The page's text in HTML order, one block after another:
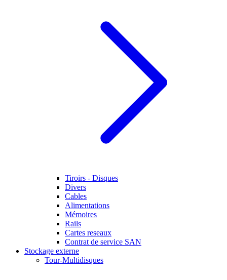
Tiroirs - Disques
Divers
Cables
Alimentations
Mémoires
Rails
Cartes reseaux
Contrat de service SAN
Stockage externe
Tour-Multidisques